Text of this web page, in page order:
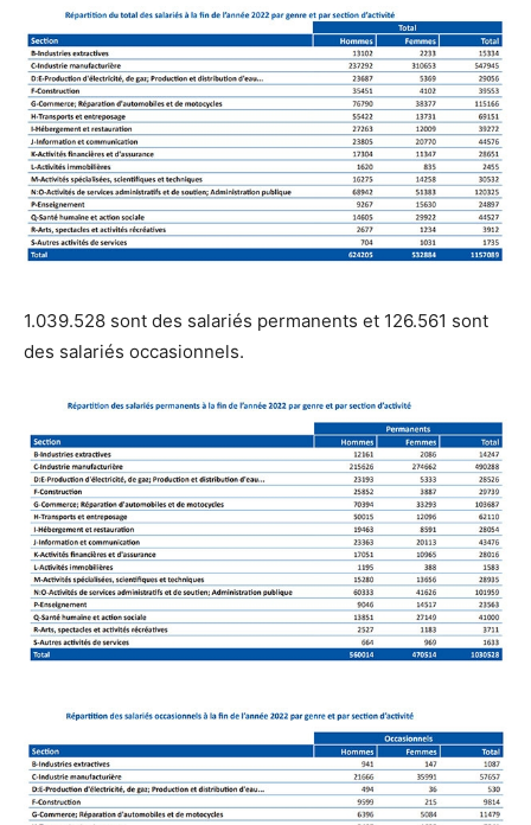
1.039.528 sont des salariés permanents et 126.561 sont
des salariés occasionnels.